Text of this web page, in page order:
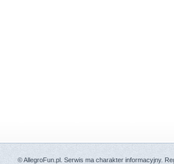
©AllegroFun.pl . Serwis ma charakter informacyjny.